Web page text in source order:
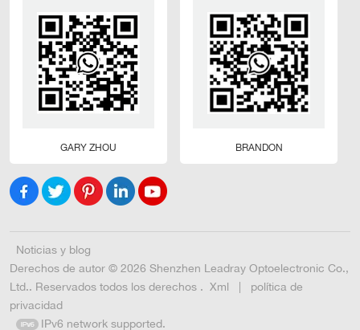
GARY ZHOU BRANDON
Noticias y blog
Derechos de autor © 2026 Shenzhen Leadray Optoelectronic Co.,
Ltd.. Reservados todos los derechos . Xml |
política de
privacidad
IPv6 network supported.